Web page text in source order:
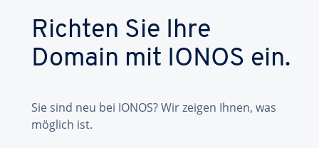
Richten Sie Ihre
Domain mit IONOS ein.
Sie sind neu bei IONOS? Wir zeigen Ihnen, was
möglich ist.